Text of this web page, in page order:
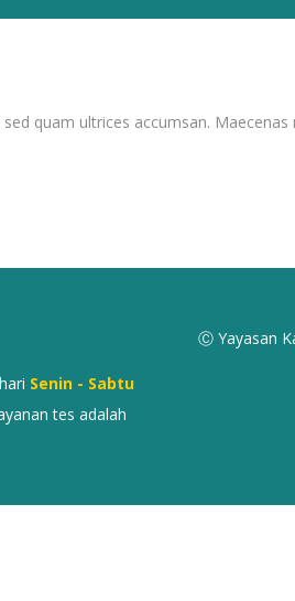
quam ultrices accumsan. Maecenas
Senin - Sabtu
tes adalah
Ⓒ Yayasan